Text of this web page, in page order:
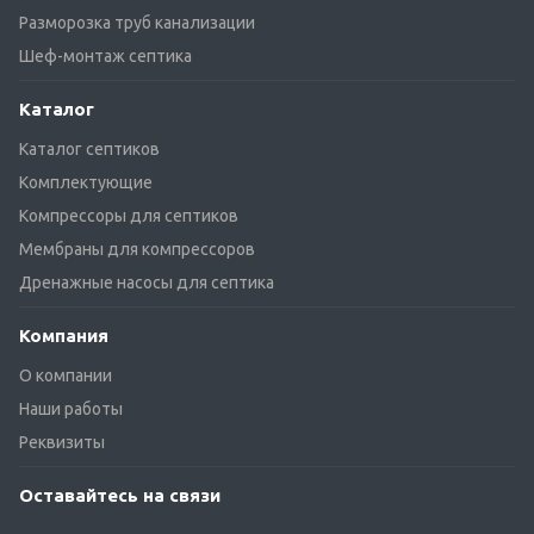
Разморозка труб канализации
Шеф-монтаж септика
Каталог
Каталог септиков
Комплектующие
Компрессоры для септиков
Мембраны для компрессоров
Дренажные насосы для септика
Компания
О компании
Наши работы
Реквизиты
Оставайтесь на связи